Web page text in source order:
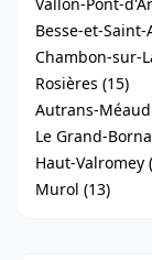
Besse-et-Saint-
Chambon-sur-
Rosières (15)
Autrans-
Le Grand-
Haut-Valromey
Murol (13)